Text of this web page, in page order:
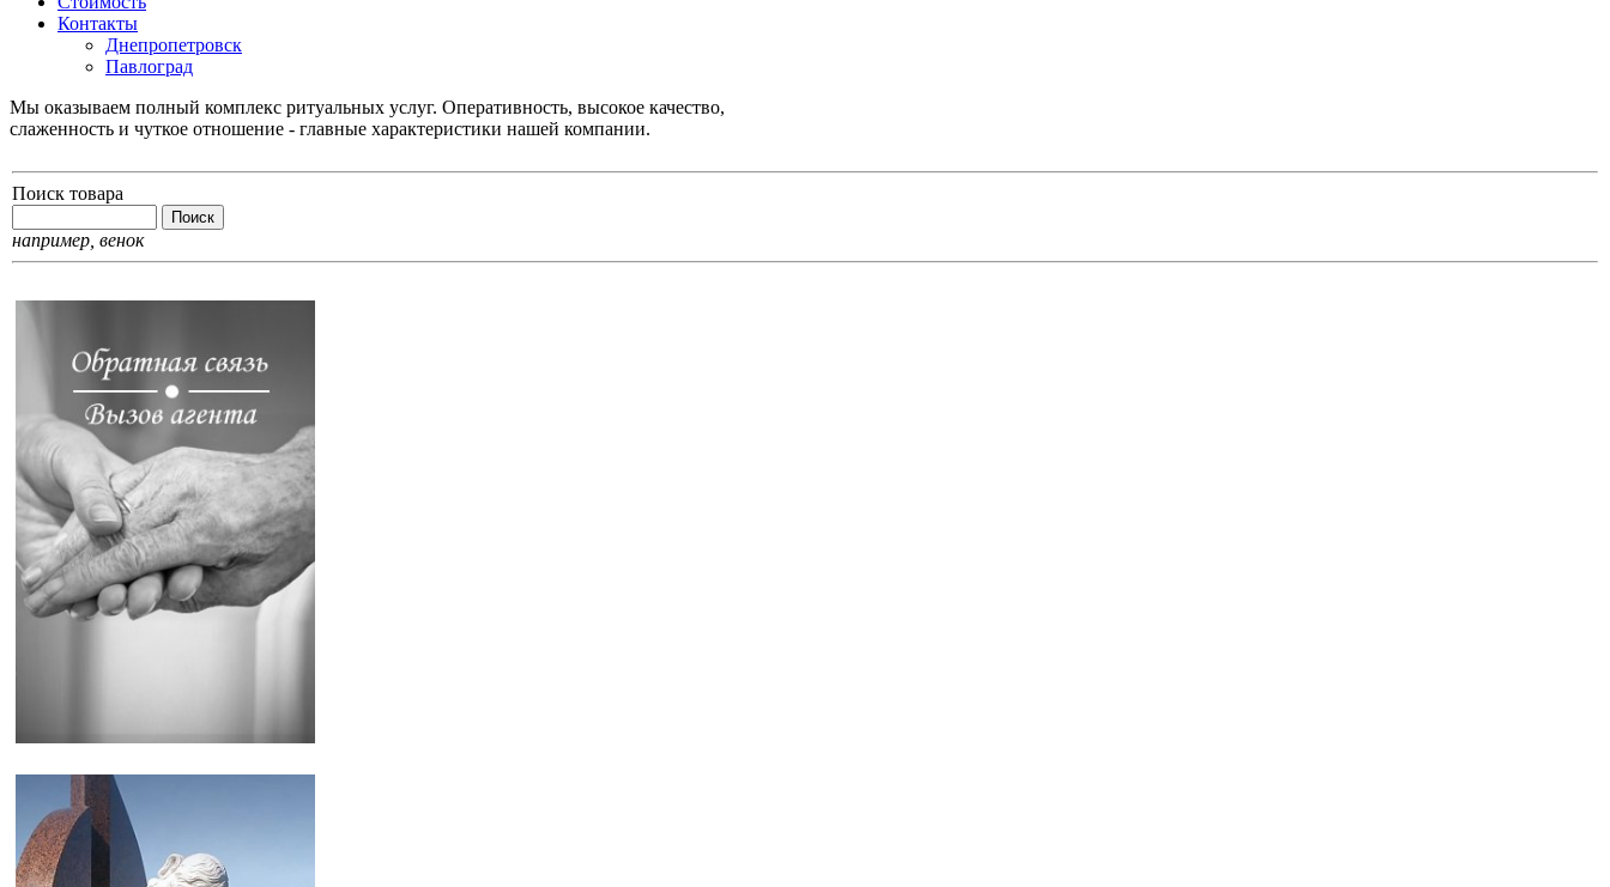
Контакты
Днепропетровск
Павлоград
Мы оказываем полный комплекс ритуальных услуг. Оперативность, высокое качество,
слаженность и чуткое отношение - главные характеристики нашей компании.
Поиск товара
например, венок